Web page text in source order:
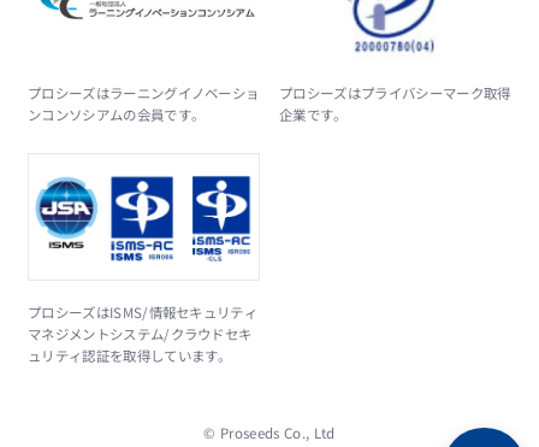
プロシーズはラーニングイノベーショ
ンコンソシアムの会員です。
プロシーズはプライバシーマーク取得
企業です。
プロシーズはISMS/情報セキュリティ
マネジメントシステム/クラウドセキ
ュリティ認証を取得しています。
© Proseeds Co., Ltd